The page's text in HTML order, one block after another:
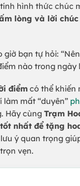
hình thức chúc
lòng và lời
giờ bạn tự hỏi:
nào trong ngày
điểm có thể khiến
mất “duyên”
Hãy cùng Trạm
nhất để tặng
ý quan trọng
vẹn.